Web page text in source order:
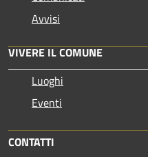
Avvisi
VIVERE IL COMUNE
Luoghi
Eventi
CONTATTI